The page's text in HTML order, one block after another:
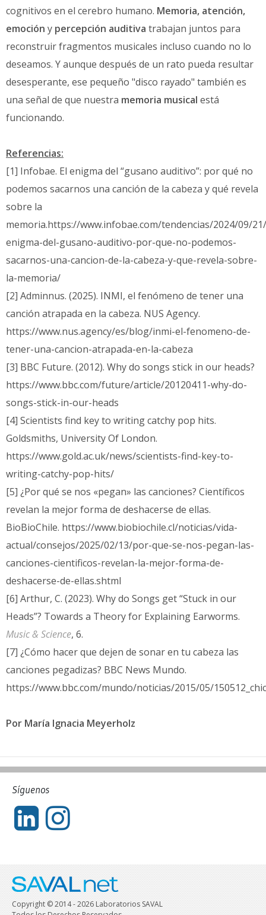
cognitivos en el cerebro humano. Memoria, atención,
emoción y percepción auditiva trabajan juntos para
reconstruir fragmentos musicales incluso cuando no lo
deseamos. Y aunque después de un rato pueda resultar
desesperante, ese pequeño "disco rayado" también es
una señal de que nuestra memoria musical está
funcionando.
Referencias:
[1] Infobae. El enigma del “gusano auditivo”: por qué no
podemos sacarnos una canción de la cabeza y qué revela
sobre la
memoria.https://www.infobae.com/tendencias/2024/09/
enigma-del-gusano-auditivo-por-que-no-podemos-
sacarnos-una-cancion-de-la-cabeza-y-que-revela-sobre-
la-memoria/
[2] Adminnus. (2025). INMI, el fenómeno de tener una
canción atrapada en la cabeza. NUS Agency.
https://www.nus.agency/es/blog/inmi-el-fenomeno-de-
tener-una-cancion-atrapada-en-la-cabeza
[3] BBC Future. (2012). Why do songs stick in our heads?
https://www.bbc.com/future/article/20120411-why-do-
songs-stick-in-our-heads
[4] Scientists find key to writing catchy pop hits.
Goldsmiths, University Of London.
https://www.gold.ac.uk/news/scientists-find-key-to-
writing-catchy-pop-hits/
[5] ¿Por qué se nos «pegan» las canciones? Científicos
revelan la mejor forma de deshacerse de ellas.
BioBioChile. https://www.biobiochile.cl/noticias/vida-
actual/consejos/2025/02/13/por-que-se-nos-pegan-las-
canciones-cientificos-revelan-la-mejor-forma-de-
deshacerse-de-ellas.shtml
[6] Arthur, C. (2023). Why do Songs get “Stuck in our
Heads”? Towards a Theory for Explaining Earworms.
Music & Science, 6.
[7] ¿Cómo hacer que dejen de sonar en tu cabeza las
canciones pegadizas? BBC News Mundo.
https://www.bbc.com/mundo/noticias/2015/05/
Por María Ignacia Meyerholz
Síguenos
Copyright © 2014 - 2026 Laboratorios SAVAL